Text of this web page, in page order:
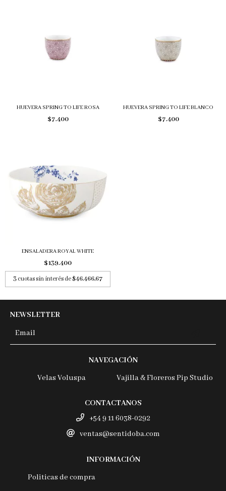
HUEVERA SPRING TO LIFE ROSA
$7.400
HUEVERA SPRING TO LIFE BLANCO
$7.400
ENSALADERA ROYAL WHITE
$139.400
3 cuotas sin interés de$46.466,67
NEWSLETTER
NAVEGACIÓN
Velas Voluspa
Vajilla & Floreros Pip Studio
CONTACTANOS
+54 9 11 6038-0292
ventas@sentidoba.com
INFORMACIÓN
Politicas de compra